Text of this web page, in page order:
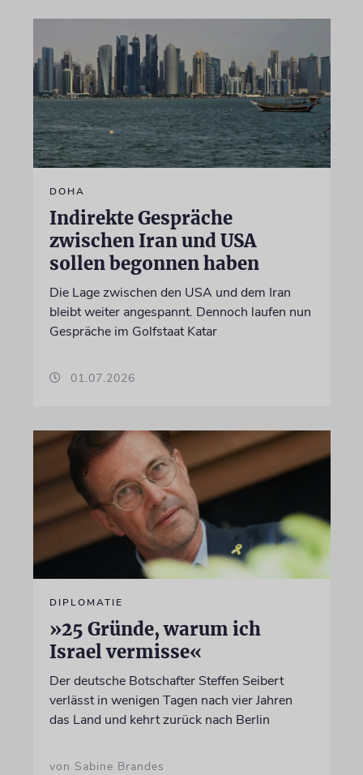
DOHA
Indirekte Gespräche
zwischen Iran und USA
sollen begonnen haben
Die Lage zwischen den USA und dem Iran
bleibt weiter angespannt. Dennoch laufen nun
Gespräche im Golfstaat Katar
01.07.2026
DIPLOMATIE
»25 Gründe, warum ich
Israel vermisse«
Der deutsche Botschafter Steffen Seibert
verlässt in wenigen Tagen nach vier Jahren
das Land und kehrt zurück nach Berlin
von Sabine Brandes